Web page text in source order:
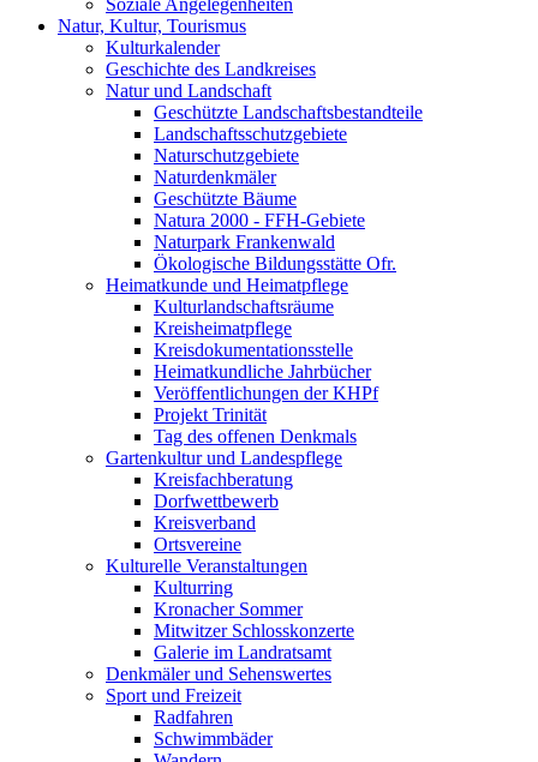
Soziale Angelegenheiten
Natur, Kultur, Tourismus
Kulturkalender
Geschichte des Landkreises
Natur und Landschaft
Geschützte Landschaftsbestandteile
Landschaftsschutzgebiete
Naturschutzgebiete
Naturdenkmäler
Geschützte Bäume
Natura 2000 - FFH-Gebiete
Naturpark Frankenwald
Ökologische Bildungsstätte Ofr.
Heimatkunde und Heimatpflege
Kulturlandschaftsräume
Kreisheimatpflege
Kreisdokumentationsstelle
Heimatkundliche Jahrbücher
Veröffentlichungen der KHPf
Projekt Trinität
Tag des offenen Denkmals
Gartenkultur und Landespflege
Kreisfachberatung
Dorfwettbewerb
Kreisverband
Ortsvereine
Kulturelle Veranstaltungen
Kulturring
Kronacher Sommer
Mitwitzer Schlosskonzerte
Galerie im Landratsamt
Denkmäler und Sehenswertes
Sport und Freizeit
Radfahren
Schwimmbäder